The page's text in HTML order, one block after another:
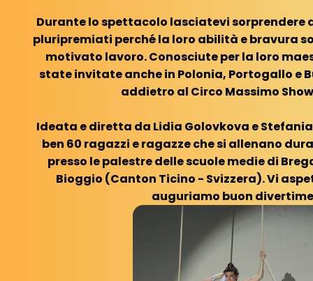
Durante lo spettacolo lasciatevi
pluripremiati perché la loro abilità e bravura
motivato lavoro. Conosciute per la loro
state invitate anche in Polonia, Portogallo e
addietro al Circo Massimo
Ideata e diretta da Lidia Golovkova e
ben 60 ragazzi e ragazze che si allenano
presso le palestre delle scuole medie di
Bioggio (Canton Ticino - Svizzera). Vi
auguriamo buon